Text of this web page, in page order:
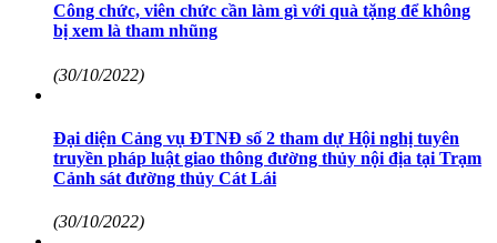
Công chức, viên chức cần làm gì với quà tặng để không
bị xem là tham nhũng
(30/10/2022)
Đại diện Cảng vụ ĐTNĐ số 2 tham dự Hội nghị tuyên
truyền pháp luật giao thông đường thủy nội địa tại Trạm
Cảnh sát đường thủy Cát Lái
(30/10/2022)